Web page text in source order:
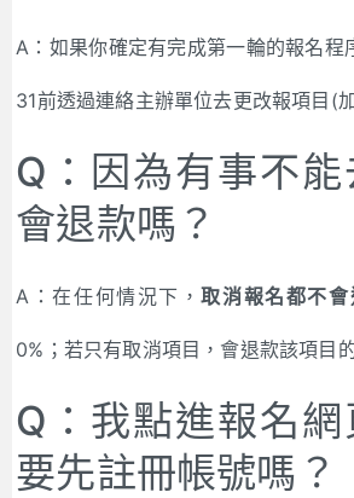
A：如果你確定有完成第一輪的報名
31前透過連絡主辦單位去更改報項目(
Q：因為有事不
會退款嗎？
A：在任何情況下，取消報名都不
0%；若只有取消項目，會退款該項目
Q：我點進報名
要先註冊帳號嗎？